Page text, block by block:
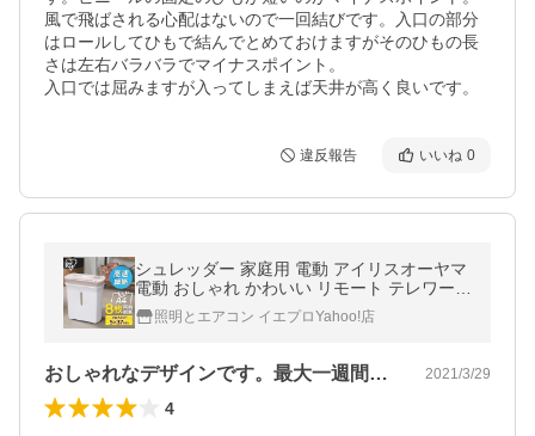
風で飛ばされる心配はないので一回結びです。入口の部分
はロールしてひもで結んでとめておけますがそのひもの長
さは左右バラバラでマイナスポイント。
入口では屈みますが入ってしまえば天井が高く良いです。
違反報告 いいね 0
シュレッダー 家庭用 電動 アイリスオーヤマ
電動 おしゃれ かわいい リモート テレワーク
クロスカット アイリスオーヤマ P8GC
照明とエアコン イエプロYahoo!店
おしゃれなデザインです。最大一週間待ち… 2021/3/29
4